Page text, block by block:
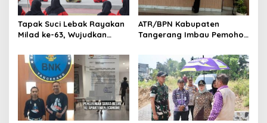
Tapak Suci Lebak Rayakan
Milad ke-63, Wujudkan
Menuju Kancah Dunia
ATR/BPN Kabupaten
Tangerang Imbau Pemohon
Berkas Mandek